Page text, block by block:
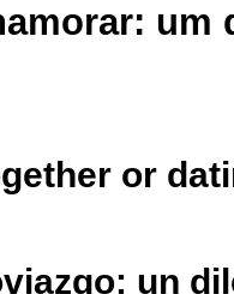
um
or
un